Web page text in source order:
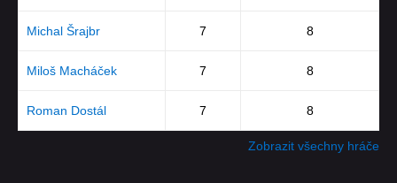
Michal Šrajbr 7 8
Miloš Macháček 7 8
Roman Dostál 7 8
Zobrazit všechny hráče